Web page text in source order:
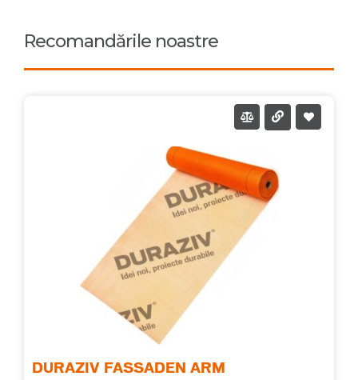
Recomandările noastre
DURAZIV FASSADEN ARM